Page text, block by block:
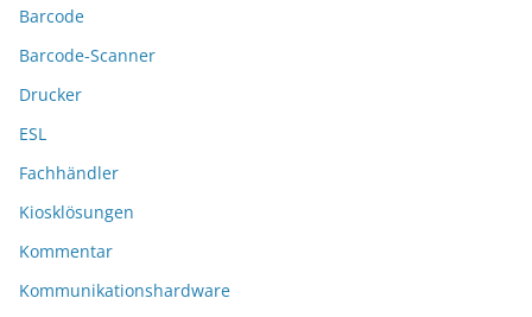
Barcode
Barcode-Scanner
Drucker
ESL
Fachhändler
Kiosklösungen
Kommentar
Kommunikationshardware